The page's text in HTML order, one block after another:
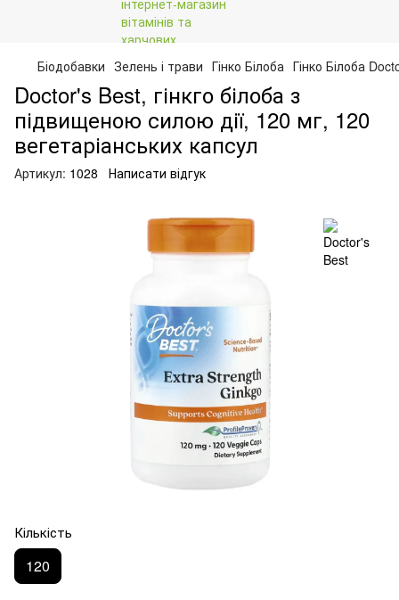
Біодобавки Зелень і трави Гінко Білоба Гінко Білоба
Doctor's Best, гінкго білоба з
підвищеною силою дії, 120 мг, 120
вегетаріанських капсул
Артикул: 1028 Написати відгук
Кількість
120